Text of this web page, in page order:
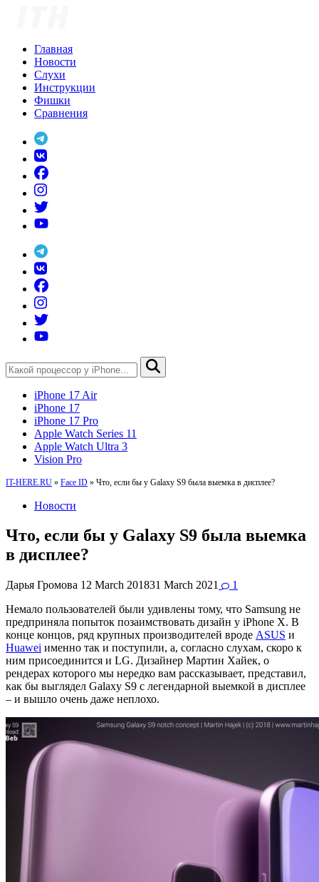
Главная
Новости
Слухи
Инструкции
Фишки
Сравнения
iPhone 17 Air
iPhone 17
iPhone 17 Pro
Apple Watch Series 11
Apple Watch Ultra 3
Vision Pro
IT-HERE.RU » Face ID » Что, если бы у Galaxy S9 была выемка в дисплее?
Новости
Что, если бы у Galaxy S9 была выемка
в дисплее?
Дарья Громова 12 March 201831 March 2021
1
Немало пользователей были удивлены тому, что Samsung не
предприняла попыток позаимствовать дизайн у iPhone X. В
конце концов, ряд крупных производителей вроде ASUS и
Huawei именно так и поступили, а, согласно слухам, скоро к
ним присоединится и LG. Дизайнер Мартин Хайек, о
рендерах которого мы нередко вам рассказывает, представил,
как бы выглядел Galaxy S9 с легендарной выемкой в дисплее
– и вышло очень даже неплохо.